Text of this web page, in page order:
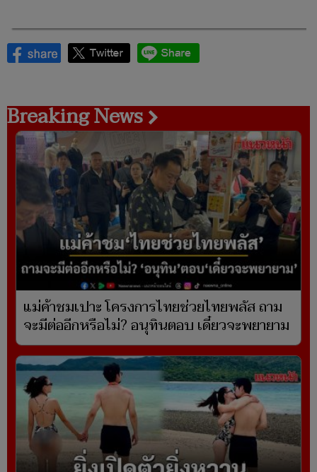
Breaking News
แม่ค้าชมเปาะ โครงการไทยช่วยไทยพลัส ถาม
จะมีต่ออีกหรือไม่? อนุทินตอบ เดี๋ยวจะพยายาม